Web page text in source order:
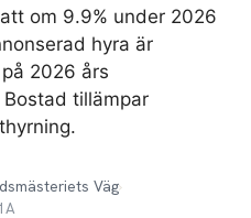
om 9.9% under 2026
hyra är
2026 års
tillämpar
Väg›